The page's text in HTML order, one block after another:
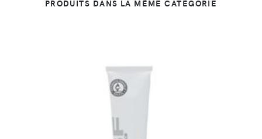
PRODUITS DANS LA MÊME CATÉGORIE